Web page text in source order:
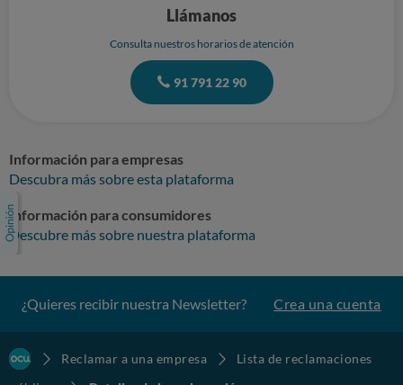
Llámanos
Consulta nuestros horarios de atención
91 791 22 90
Información para empresas
Descubra más sobre esta plataforma
Información para consumidores
Descubre más sobre nuestra plataforma
¿Quieres recibir nuestra Newsletter? Crea una cuenta
Reclamar a una empresa
Lista de reclamaciones